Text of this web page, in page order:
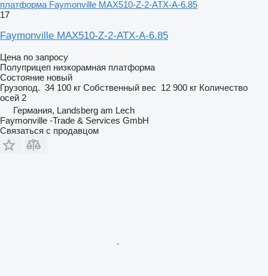
платформа Faymonville MAX510-Z-2-ATX-A-6.85
17
Faymonville MAX510-Z-2-ATX-A-6.85
Цена по запросу
Полуприцеп низкорамная платформа
Состояние новый
Грузопод. 34 100 кг Собственный вес 12 900 кг Количество
осей 2
Германия, Landsberg am Lech
Faymonville -Trade & Services GmbH
Связаться с продавцом